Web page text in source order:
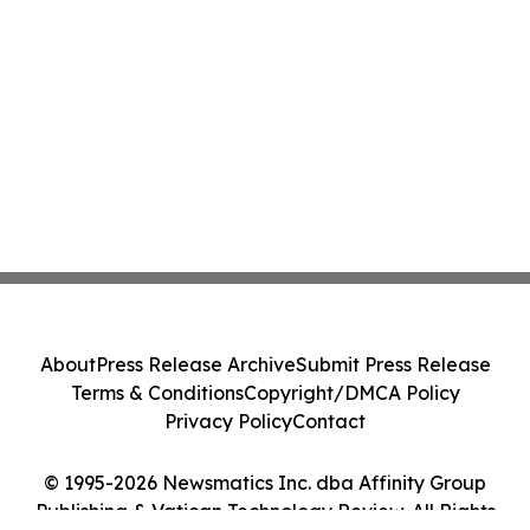
© 1995-2026 Newsmatics Inc. dba Affinity Group
Publishing & Vatican Technology Review. All Rights
AboutPress Release ArchiveSubmit Press Release
Terms & ConditionsCopyright/DMCA Policy
Privacy PolicyContact